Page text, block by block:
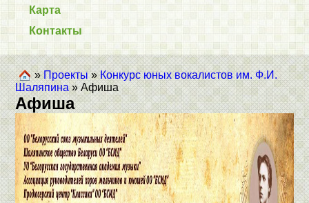
Карта
Контакты
»Проекты»Конкурс юных вокалистов им. Ф.И.
Шаляпина» Афиша
Афиша